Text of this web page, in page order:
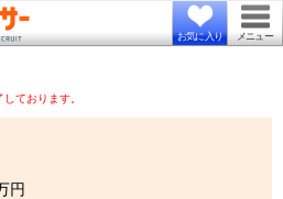
お気に入り メニュー
ております。
円